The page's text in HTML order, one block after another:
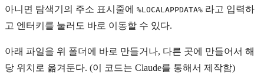
아니면 탐색기의 주소 표시줄에 %LOCALAPPDATA% 라고 입력하
고 엔터키를 눌러도 바로 이동할 수 있다.
아래 파일을 위 폴더에 바로 만들거나, 다른 곳에 만들어서 해
당 위치로 옮겨둔다. (이 코드는 Claude를 통해서 제작함)